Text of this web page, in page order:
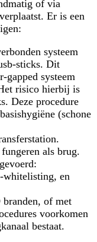
of via
Er is een
systeem
sticks. Dit
systeem
risico hierbij is
Deze procedure
(schone
als brug.
en
of met
voorkomen
bestaat.